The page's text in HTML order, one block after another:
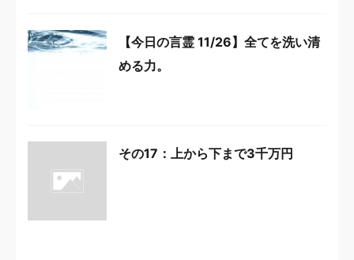
【今日の言霊 11/26】全てを洗い清
める力。
その17：上から下まで3千万円